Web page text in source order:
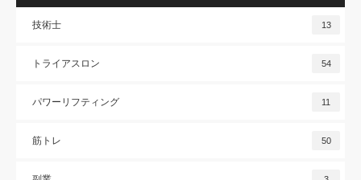
技術士 13
トライアスロン 54
パワーリフティング 11
筋トレ 50